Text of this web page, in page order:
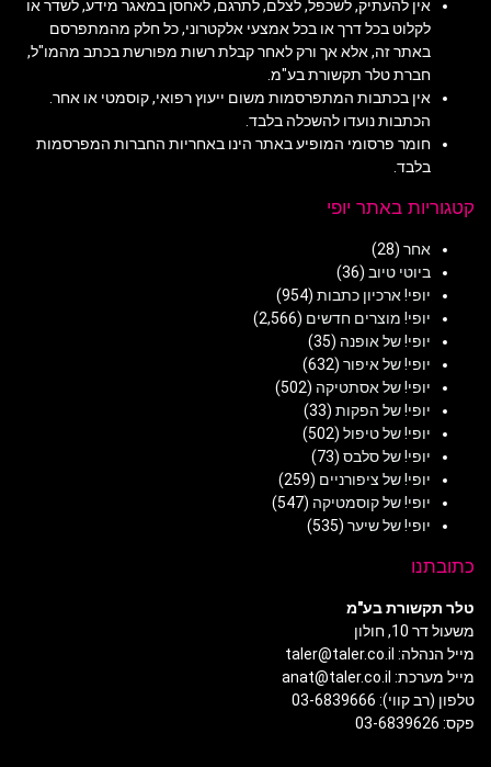
אין להעתיק, לשכפל, לצלם, לתרגם, לאחסן במאגר מידע, לשדר או
לקלוט בכל דרך או בכל אמצעי אלקטרוני, כל חלק מהמתפרסם
באתר זה, אלא אך ורק לאחר קבלת רשות מפורשת בכתב מהמו"ל,
חברת טלר תקשורת בע"מ.
אין בכתבות המתפרסמות משום ייעוץ רפואי, קוסמטי או אחר.
הכתבות נועדו להשכלה בלבד.
חומר פרסומי המופיע באתר הינו באחריות החברות המפרסמות
בלבד.
קטגוריות באתר יופי
אחר (28)
ביוטי טיוב (36)
יופי! ארכיון כתבות (954)
יופי! מוצרים חדשים (2,566)
יופי! של אופנה (35)
יופי! של איפור (632)
יופי! של אסתטיקה (502)
יופי! של הפקות (33)
יופי! של טיפול (502)
יופי! של סלבס (73)
יופי! של ציפורניים (259)
יופי! של קוסמטיקה (547)
יופי! של שיער (535)
כתובתנו
טלר תקשורת בע"מ
משעול דר 10, חולון
מייל הנהלה: taler@taler.co.il
מייל מערכת: anat@taler.co.il
טלפון (רב קווי): 03-6839666
פקס: 03-6839626